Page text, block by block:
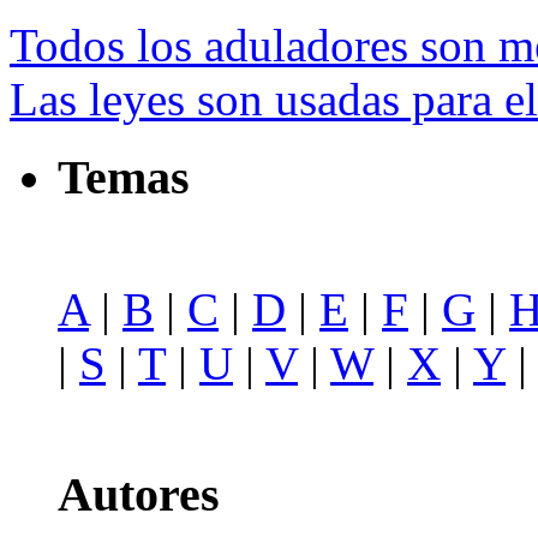
Todos los aduladores son
Las leyes son usadas para
Temas
A | B | C | D | E | F | G |
| S | T| U | V| W| X | Y|
Autores